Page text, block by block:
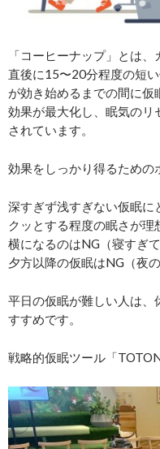
「コーヒーナップ」とは
直後に15〜20分程度の短
が効き始めるまでの間に
効果が最大化し、眠気のリ
されています。
効果をしっかり得るための
深すぎず浅すぎない仮眠に
クッとする程度の眠さが理
横になるのはNG（寝すぎて
夕方以降の仮眠はNG（夜
平日の仮眠が難しい人は、
すすめです。
戦略的仮眠ツール「